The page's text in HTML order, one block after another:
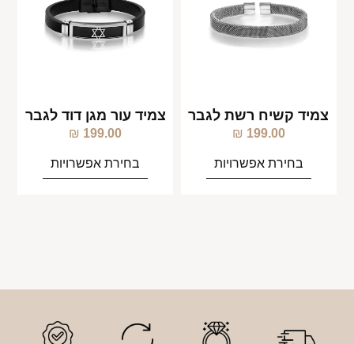
צמיד קשיח רשת לגבר
199.00
₪
בחירת אפשרויות
צמיד עור מגן דוד לגבר
199.00
₪
בחירת אפשרויות